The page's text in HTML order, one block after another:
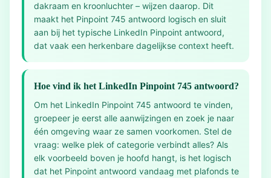
dakraam en kroonluchter – wijzen daarop. Dit
maakt het Pinpoint 745 antwoord logisch en sluit
aan bij het typische LinkedIn Pinpoint antwoord,
dat vaak een herkenbare dagelijkse context heeft.
Hoe vind ik het LinkedIn Pinpoint 745 antwoord?
Om het LinkedIn Pinpoint 745 antwoord te vinden,
groepeer je eerst alle aanwijzingen en zoek je naar
één omgeving waar ze samen voorkomen. Stel de
vraag: welke plek of categorie verbindt alles? Als
elk voorbeeld boven je hoofd hangt, is het logisch
dat het Pinpoint antwoord vandaag met plafonds te